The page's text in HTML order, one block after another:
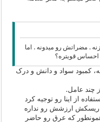
. مضراتش رو میدونه . اما
احساس قویتره؟
کمبود سواد و دانش و درک
چند عامل.
از اینا رو توجیه کرد
ریسکش ارزشش رو نداره
که عرق رو حاضر